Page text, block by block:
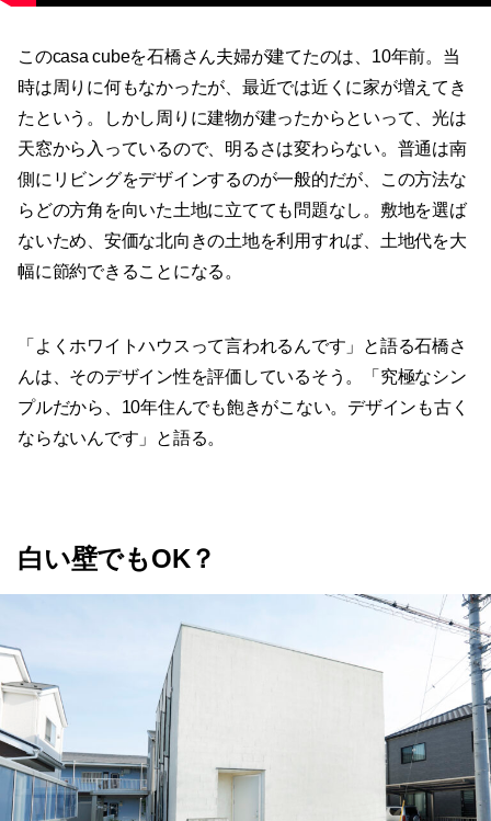
このcasa cubeを石橋さん夫婦が建てたのは、10年前。当
時は周りに何もなかったが、最近では近くに家が増えてき
たという。しかし周りに建物が建ったからといって、光は
天窓から入っているので、明るさは変わらない。普通は南
側にリビングをデザインするのが一般的だが、この方法な
らどの方角を向いた土地に立てても問題なし。敷地を選ば
ないため、安価な北向きの土地を利用すれば、土地代を大
幅に節約できることになる。
「よくホワイトハウスって言われるんです」と語る石橋さ
んは、そのデザイン性を評価しているそう。「究極なシン
プルだから、10年住んでも飽きがこない。デザインも古く
ならないんです」と語る。
白い壁でもOK？